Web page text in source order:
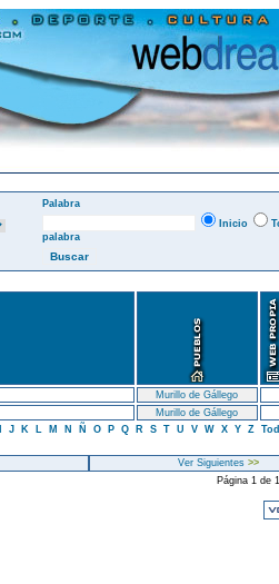
Palabra
Inicio
palabra
Murillo de Gállego
Murillo de Gállego
J K L M N Ñ O P Q R S T U V W X Y Z
Ver Siguientes >>
Página 1 de